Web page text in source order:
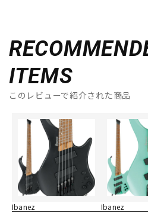
ITEMS
このレビューで紹介された商品
Ibanez
Ibanez